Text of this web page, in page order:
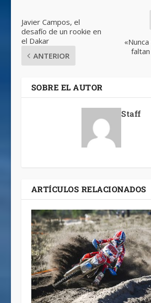
Javier Campos, el
desafío de un rookie en
el Dakar
ANTERIOR
SOBRE EL AUTOR
Staff
ARTÍCULOS RELACIONADOS